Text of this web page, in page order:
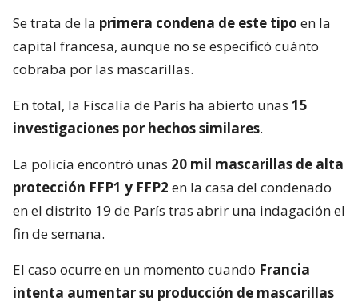
Se trata de la primera condena de este tipo en la
capital francesa, aunque no se especificó cuánto
cobraba por las mascarillas.
En total, la Fiscalía de París ha abierto unas 15
investigaciones por hechos similares.
La policía encontró unas 20 mil mascarillas de alta
protección FFP1 y FFP2 en la casa del condenado
en el distrito 19 de París tras abrir una indagación el
fin de semana.
El caso ocurre en un momento cuando Francia
intenta aumentar su producción de mascarillas